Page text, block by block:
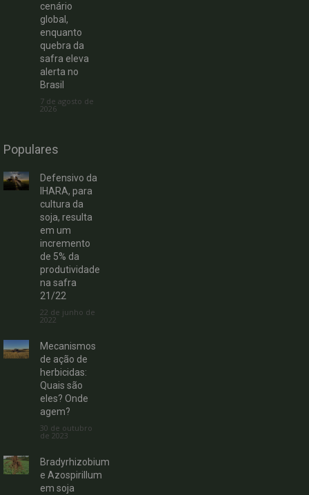
cenário
global,
enquanto
quebra da
safra eleva
alerta no
Brasil
7 de agosto de
2026
Populares
Defensivo da
IHARA, para
cultura da
soja, resulta
em um
incremento
de 5% da
produtividade
na safra
21/22
22 de junho de
2022
Mecanismos
de ação de
herbicidas:
Quais são
eles? Onde
agem?
30 de outubro
de 2023
Bradyrhizobium
e Azospirillum
em soja